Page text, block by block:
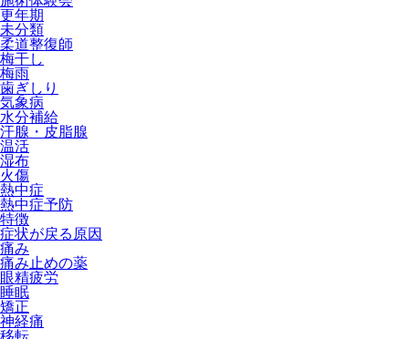
更年期
未分類
柔道整復師
梅干し
梅雨
歯ぎしり
気象病
水分補給
汗腺・皮脂腺
温活
湿布
火傷
熱中症
熱中症予防
特徴
症状が戻る原因
痛み
痛み止めの薬
眼精疲労
睡眠
矯正
神経痛